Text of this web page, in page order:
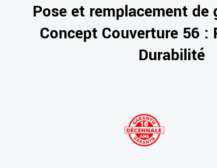
Pose et remplacement
Concept Couverture 56
Durabilité